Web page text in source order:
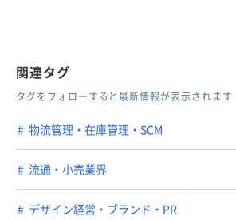
関連タグ
タグをフォローすると最新情報が表示されます
物流管理・在庫管理・SCM
流通・小売業界
デザイン経営・ブランド・PR